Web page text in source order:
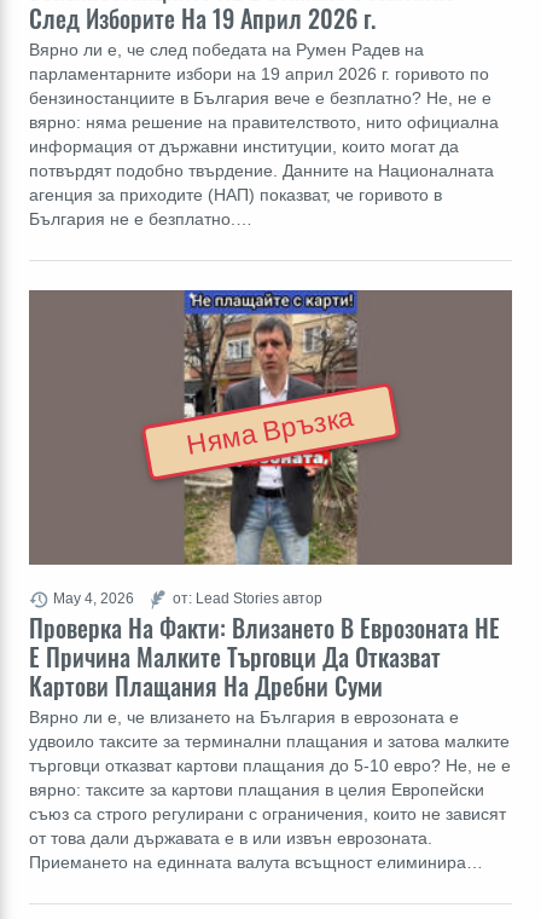
След Изборите На 19 Април 2026 г.
Вярно ли е, че след победата на Румен Радев на
парламентарните избори на 19 април 2026 г. горивото по
бензиностанциите в България вече е безплатно? Не, не е
вярно: няма решение на правителството, нито официална
информация от държавни институции, които могат да
потвърдят подобно твърдение. Данните на Националната
агенция за приходите (НАП) показват, че горивото в
България не е безплатно.…
Проверка На Факти: Влизането В Еврозоната НЕ
Е Причина Малките Търговци Да Отказват
Картови Плащания На Дребни Суми
Вярно ли е, че влизането на България в еврозоната е
удвоило таксите за терминални плащания и затова малките
търговци отказват картови плащания до 5-10 евро? Не, не е
вярно: таксите за картови плащания в целия Европейски
съюз са строго регулирани с ограничения, които не зависят
от това дали държавата е в или извън еврозоната.
Приемането на единната валута всъщност елиминира…
May 4, 2026 от: Lead Stories автор
Няма Връзка